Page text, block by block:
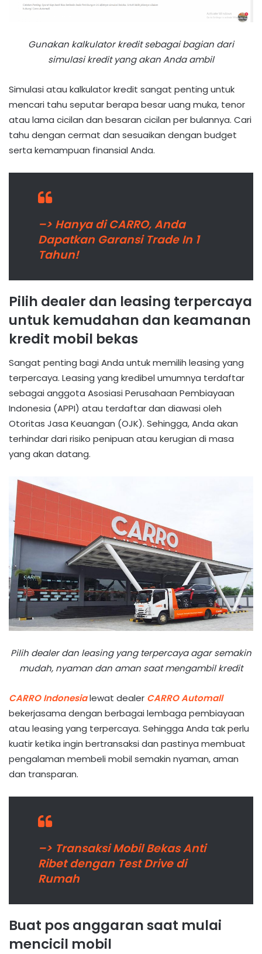
Gunakan kalkulator kredit sebagai bagian dari
simulasi kredit yang akan Anda ambil
Simulasi atau kalkulator kredit sangat penting untuk
mencari tahu seputar berapa besar uang muka, tenor
atau lama cicilan dan besaran cicilan per bulannya. Cari
tahu dengan cermat dan sesuaikan dengan budget
serta kemampuan finansial Anda.
–> Hanya di CARRO, Anda
Dapatkan Garansi Trade In 1
Tahun!
Pilih dealer dan leasing terpercaya
untuk kemudahan dan keamanan
kredit mobil bekas
Sangat penting bagi Anda untuk memilih leasing yang
terpercaya. Leasing yang kredibel umumnya terdaftar
sebagai anggota Asosiasi Perusahaan Pembiayaan
Indonesia (APPI) atau terdaftar dan diawasi oleh
Otoritas Jasa Keuangan (OJK). Sehingga, Anda akan
terhindar dari risiko penipuan atau kerugian di masa
yang akan datang.
Pilih dealer dan leasing yang terpercaya agar semakin
mudah, nyaman dan aman saat mengambil kredit
CARRO Indonesialewat dealer CARRO Automall
bekerjasama dengan berbagai lembaga pembiayaan
atau leasing yang terpercaya. Sehingga Anda tak perlu
kuatir ketika ingin bertransaksi dan pastinya membuat
pengalaman membeli mobil semakin nyaman, aman
dan transparan.
–> Transaksi Mobil Bekas Anti
Ribet dengan Test Drive di
Rumah
Buat pos anggaran saat mulai
mencicil mobil